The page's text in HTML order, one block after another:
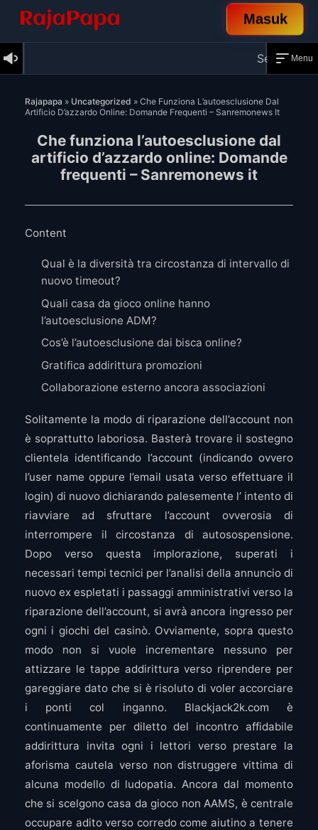
content
Masuk
Selamat datang di Menu
Rajapapa » Uncategorized » Che Funziona L’autoesclusione Dal
Artificio D’azzardo Online: Domande Frequenti – Sanremonews It
Che funziona l’autoesclusione dal
artificio d’azzardo online: Domande
frequenti – Sanremonews it
Content
Qual è la diversità tra circostanza di intervallo di
nuovo timeout?
Quali casa da gioco online hanno
l’autoesclusione ADM?
Cos’è l’autoesclusione dai bisca online?
Gratifica addirittura promozioni
Collaborazione esterno ancora associazioni
Solitamente la modo di riparazione dell’account non
è soprattutto laboriosa. Basterà trovare il sostegno
clientela identificando l’account (indicando ovvero
l’user name oppure l’email usata verso effettuare il
login) di nuovo dichiarando palesemente l’ intento di
riavviare ad sfruttare l’account ovverosia di
interrompere il circostanza di autosospensione.
Dopo verso questa implorazione, superati i
necessari tempi tecnici per l’analisi della annuncio di
nuovo ex espletati i passaggi amministrativi verso la
riparazione dell’account, si avrà ancora ingresso per
ogni i giochi del casinò. Ovviamente, sopra questo
modo non si vuole incrementare nessuno per
attizzare le tappe addirittura verso riprendere per
gareggiare dato che si è risoluto di voler accorciare
i ponti col inganno. Blackjack2k.com è
continuamente per diletto del incontro affidabile
addirittura invita ogni i lettori verso prestare la
aforisma cautela verso non distruggere vittima di
alcuna modello di ludopatia. Ancora dal momento
che si scelgono casa da gioco non AAMS, è centrale
occupare adito verso corredo come aiutino a tenere